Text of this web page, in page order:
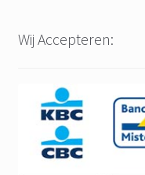
Wij Accepteren: